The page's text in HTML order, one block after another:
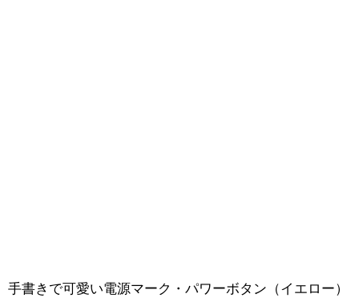
手書きで可愛い電源マーク・パワーボタン（イエロー）